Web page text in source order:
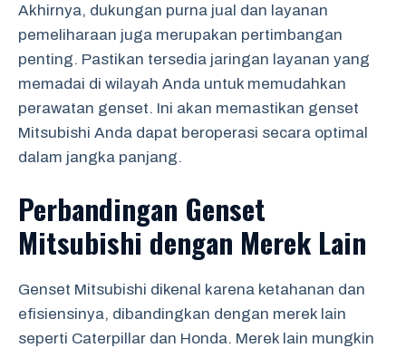
Akhirnya, dukungan purna jual dan layanan
pemeliharaan juga merupakan pertimbangan
penting. Pastikan tersedia jaringan layanan yang
memadai di wilayah Anda untuk memudahkan
perawatan genset. Ini akan memastikan genset
Mitsubishi Anda dapat beroperasi secara optimal
dalam jangka panjang.
Perbandingan Genset
Mitsubishi dengan Merek Lain
Genset Mitsubishi dikenal karena ketahanan dan
efisiensinya, dibandingkan dengan merek lain
seperti Caterpillar dan Honda. Merek lain mungkin